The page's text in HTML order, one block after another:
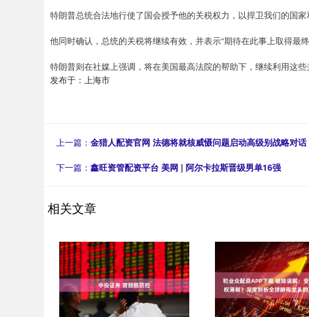
特朗普总统合法地行使了国会授予他的关税权力，以捍卫我们的国家
他同时确认，总统的关税将继续有效，并表示“期待在此事上取得最终
特朗普则在社媒上强调，将在美国最高法院的帮助下，继续利用这些
发布于：上海市
上一篇： 金猎人配资官网 法德将就核威慑问题启动高级别战略对话
下一篇： 鑫旺资管配资平台 美网 | 阿尔卡拉斯晋级男单16强
相关文章